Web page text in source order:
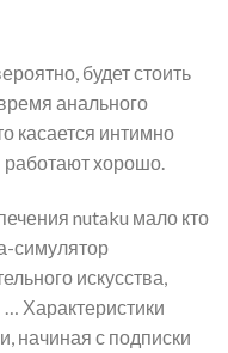
будет стоить
анального
касается интимно
хорошо.
nutaku мало кто
симулятор
искусства,
Характеристики
начиная с подписки